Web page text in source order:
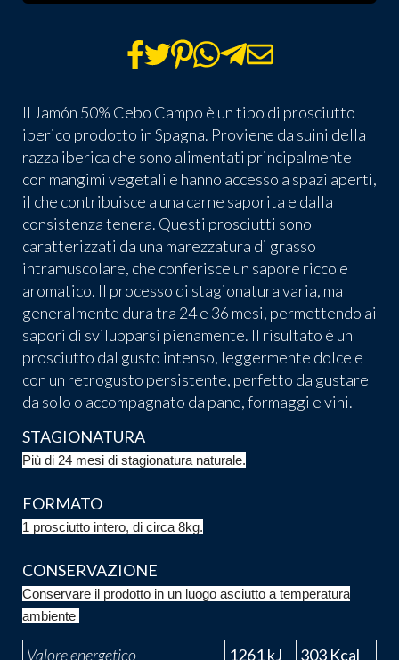
Il Jamón 50% Cebo Campo è un tipo di prosciutto
iberico prodotto in Spagna. Proviene da suini della
razza iberica che sono alimentati principalmente
con mangimi vegetali e hanno accesso a spazi aperti,
il che contribuisce a una carne saporita e dalla
consistenza tenera. Questi prosciutti sono
caratterizzati da una marezzatura di grasso
intramuscolare, che conferisce un sapore ricco e
aromatico. Il processo di stagionatura varia, ma
generalmente dura tra 24 e 36 mesi, permettendo ai
sapori di svilupparsi pienamente. Il risultato è un
prosciutto dal gusto intenso, leggermente dolce e
con un retrogusto persistente, perfetto da gustare
da solo o accompagnato da pane, formaggi e vini.
STAGIONATURA
Più di 24 mesi di stagionatura naturale.
FORMATO
1 prosciutto intero, di circa 8kg.
CONSERVAZIONE
Conservare il prodotto in un luogo asciutto a temperatura
ambiente
Valore energetico 1261 kJ
303 Kcal